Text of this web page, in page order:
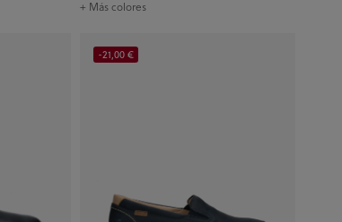
+ Más colores
-21,00 €